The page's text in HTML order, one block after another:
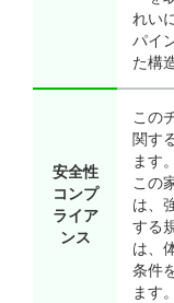
れい
パイ
た構
安全性
コンプ
ライア
ンス
この
関す
ます
この
は、
する
は、
条件
ます。